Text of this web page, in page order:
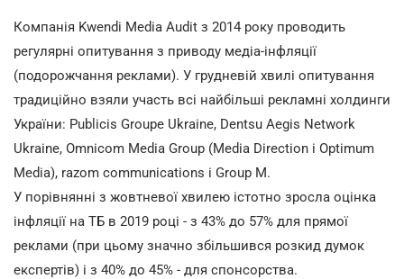
Компанія Kwendi Media Audit з 2014 року проводить
регулярні опитування з приводу медіа-інфляції
(подорожчання реклами). У грудневій хвилі опитування
традиційно взяли участь всі найбільші рекламні холдинги
України: Publicis Groupe Ukraine, Dentsu Aegis Network
Ukraine, Omnicom Media Group (Media Direction і Optimum
Media), razom communications і Group M.
У порівнянні з жовтневої хвилею істотно зросла оцінка
інфляції на ТБ в 2019 році - з 43% до 57% для прямої
реклами (при цьому значно збільшився розкид думок
експертів) і з 40% до 45% - для спонсорства.